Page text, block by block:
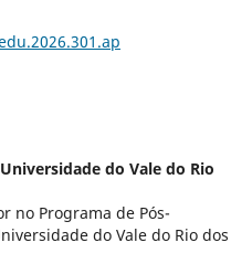
Universidade do Vale do Rio
no Programa de Pós-
do Vale do Rio dos